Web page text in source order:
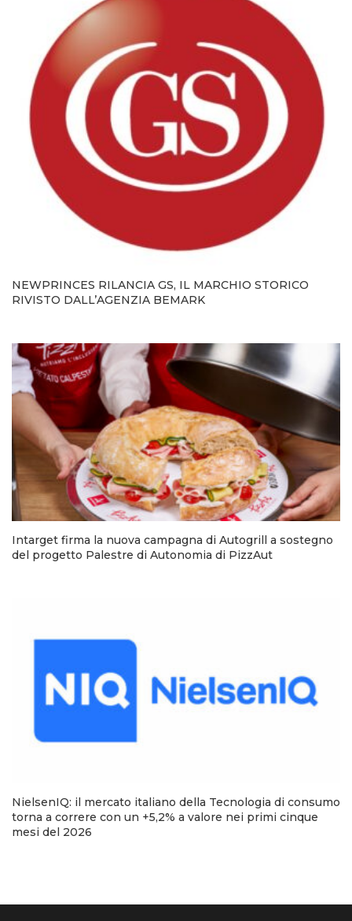
NEWPRINCES RILANCIA GS, IL MARCHIO STORICO
RIVISTO DALL’AGENZIA BEMARK
Intarget firma la nuova campagna di Autogrill a sostegno
del progetto Palestre di Autonomia di PizzAut
NielsenIQ: il mercato italiano della Tecnologia di consumo
torna a correre con un +5,2% a valore nei primi cinque
mesi del 2026